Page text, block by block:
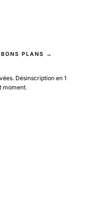
PLANS →
Désinscription en 1
moment.